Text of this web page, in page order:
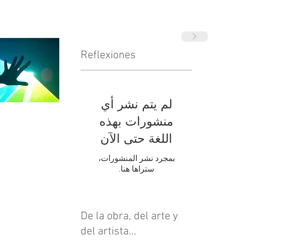
Reflexiones
لم يتم نشر أي
منشورات بهذه
اللغة حتى الآن
بمجرد نشر المنشورات،
ستراها هنا.
De la obra, del arte y
del artista...